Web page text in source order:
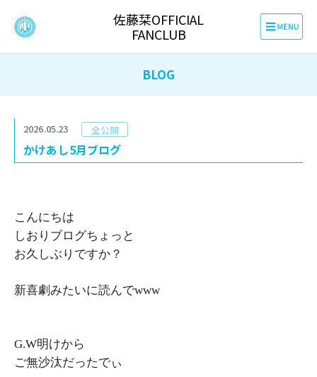
佐藤栞OFFICIAL
FANCLUB
BLOG
2026.05.23 全公開
かけあし5月ブログ
こんにちは
しおりブログちょっと
お久しぶりですか？
新喜劇みたいに読んでwww
G.W明けから
ご無沙汰だったでぃ